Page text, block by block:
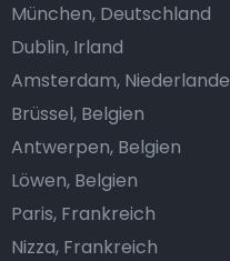
München, Deutschland
Dublin, Irland
Amsterdam, Niederlande
Brüssel, Belgien
Antwerpen, Belgien
Löwen, Belgien
Paris, Frankreich
Nizza, Frankreich